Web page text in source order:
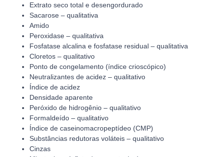
Extrato seco total e desengordurado
Sacarose – qualitativa
Amido
Peroxidase – qualitativa
Fosfatase alcalina e fosfatase residual – qualitativa
Cloretos – qualitativo
Ponto de congelamento (índice crioscópico)
Neutralizantes de acidez – qualitativo
Índice de acidez
Densidade aparente
Peróxido de hidrogênio – qualitativo
Formaldeído – qualitativo
Índice de caseinomacropeptídeo (CMP)
Substâncias redutoras voláteis – qualitativo
Cinzas